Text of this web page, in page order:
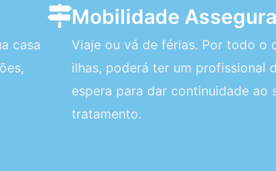
casa
Mobilidade
Viaje ou vá de férias. Por todo o
ilhas, poderá ter um profissional
espera para dar continuidade ao
tratamento.